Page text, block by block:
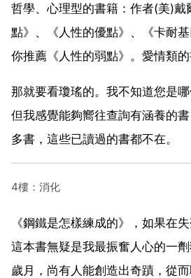
哲學、心理型的書籍：作者(美)戴
點》、《人性的優點》、《卡耐
你推薦《人性的弱點》。愛情類的
那就要看瓊瑤的。我不知道您是
但我感覺能夠嚮往查詢有涵養的
多書，這些已讀過的書都不在。
4樓：消化
《鋼鐵是怎樣練成的》，如果在
這本書無疑是我最振奮人心的一
歲月，尚有人能創造出奇蹟，從